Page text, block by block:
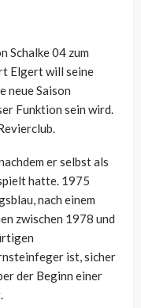
Schalke 04 zum
Elgert will seine
neue Saison
Funktion sein wird.
er selbst als
hatte. 1975
nach einem
zwischen 1978 und
ist, sicher
der Beginn einer